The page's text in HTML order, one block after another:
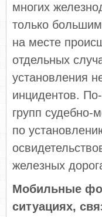
многих
только
на месте
отдельных
установления
инцидентов.
групп судебно-
по
железных
Мобильные
ситуациях,